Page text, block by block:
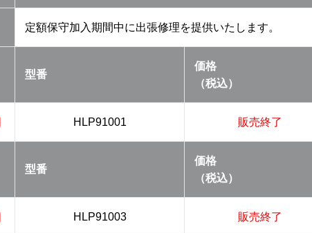
定額保守加入期間中に出張修理を提供いたします。
型番
価格
（税込）
HLP91001 販売終了
型番
価格
（税込）
HLP91003 販売終了